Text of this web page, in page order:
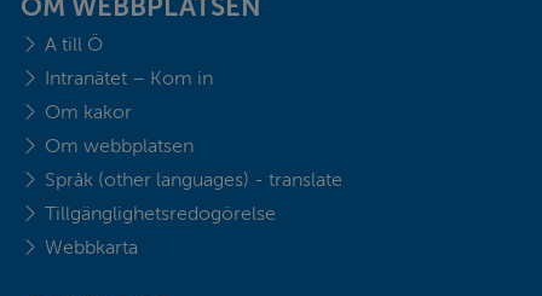
OM WEBBPLATSEN
A till Ö
Intranätet – Kom in
Om kakor
Om webbplatsen
Språk (other languages) - translate
Tillgänglighetsredogörelse
Webbkarta